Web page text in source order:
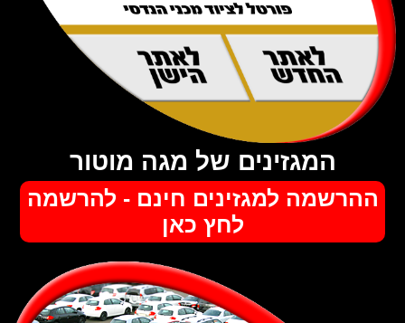
לאתר
החדש
לאתר
הישן
המגזינים של מגה מוטור
ההרשמה למגזינים חינם - להרשמה
לחץ כאן